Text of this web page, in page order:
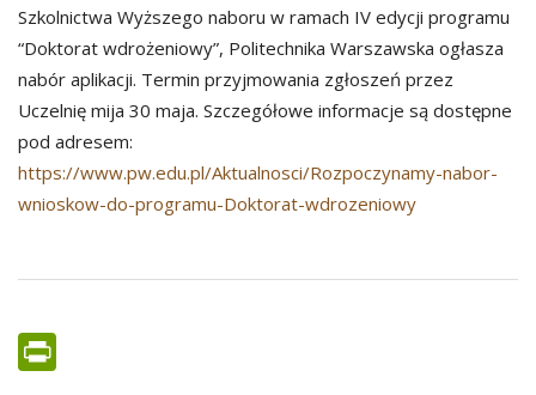
Szkolnictwa Wyższego naboru w ramach IV edycji programu
“Doktorat wdrożeniowy”, Politechnika Warszawska ogłasza
nabór aplikacji. Termin przyjmowania zgłoszeń przez
Uczelnię mija 30 maja. Szczegółowe informacje są dostępne
pod adresem:
https://www.pw.edu.pl/Aktualnosci/Rozpoczynamy-nabor-
wnioskow-do-programu-Doktorat-wdrozeniowy